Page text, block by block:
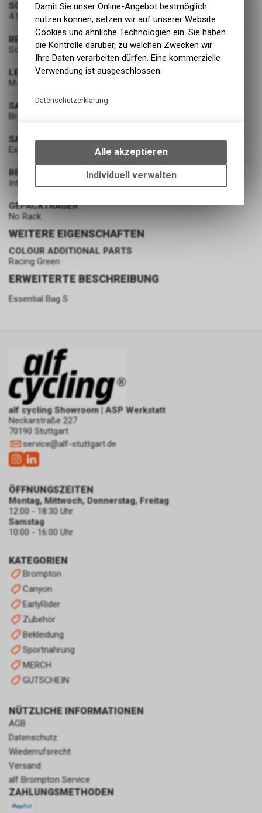
SCHALTUNG
4 Speed
BEREIFUNG
Schwalbe Marathon Racer
LENKER
M-Lenker
SATTEL
Brompton Standard
SATTELSTÜTZE
Extended
BELEUCHTUNG
Integrated Lights - B+M AVY
GEPÄCKTRÄGER
No Rack
WEITERE EIGENSCHAFTEN
COLOUR ADDITIONAL PARTS
Racing Green
ERWEITERTE BESCHREIBUNG
Essential Bag S
alf cycling Showroom | ASP Werkstatt
Neckarstraße 227
70190 Stuttgart
service@alf-stuttgart.de
KATEGORIEN
Brompton
Canyon
EarlyRider
Zubehör
Bekleidung
Sportnahrung
MERCH
GUTSCHEIN
NÜTZLICHE INFORMATIONEN
AGB
Datenschutz
Wiederrufsrecht
Versand
alf Brompton Service
ZAHLUNGSMETHODEN
ÖFFNUNGSZEITEN
Montag, Mittwoch, Donnerstag, Freitag
12:00 - 18:30 Uhr
Samstag
10:00 - 16:00 Uhr
Damit Sie unser Online-Angebot bestmöglich
nutzen können, setzen wir auf unserer Website
Cookies und ähnliche Technologien ein. Sie haben
die Kontrolle darüber, zu welchen Zwecken wir
Ihre Daten verarbeiten dürfen. Eine kommerzielle
Verwendung ist ausgeschlossen.
Datenschutzerklärung
bestimmte Interaktionen und
Einstellungen auf Ihrem Gerät,
um die grundlegenden
Funktionen unseres Online-
dass die gespeicherten Daten
keinerlei Rückschlüsse auf Ihre
Alle akzeptieren
Individuell verwalten